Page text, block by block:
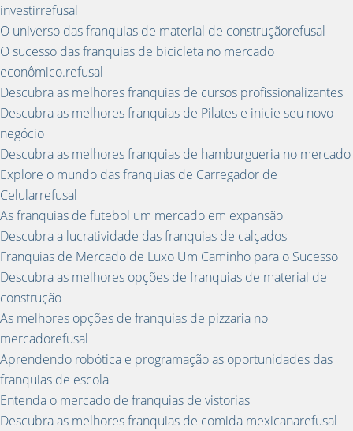
investirrefusal
O universo das franquias de material de construçãorefusal
O sucesso das franquias de bicicleta no mercado
econômico.refusal
Descubra as melhores franquias de cursos profissionalizantes
Descubra as melhores franquias de Pilates e inicie seu novo
negócio
Descubra as melhores franquias de hamburgueria no mercado
Explore o mundo das franquias de Carregador de
Celularrefusal
As franquias de futebol um mercado em expansão
Descubra a lucratividade das franquias de calçados
Franquias de Mercado de Luxo Um Caminho para o Sucesso
Descubra as melhores opções de franquias de material de
construção
As melhores opções de franquias de pizzaria no
mercadorefusal
Aprendendo robótica e programação as oportunidades das
franquias de escola
Entenda o mercado de franquias de vistorias
Descubra as melhores franquias de comida mexicanarefusal